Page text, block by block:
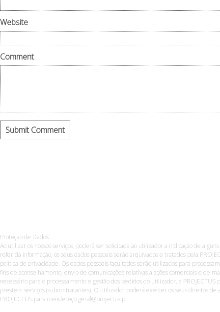
Website
Comment
Proteção de Dados
Ao utilizar os nossos serviços, poderá ser solicitada ao utilizador a indicação de
referida informação, os seus dados pessoais serão arquivados e tratados pela
política de privacidade. Os dados pessoais facultados serão utilizados para
fins de aconselhamento, envio de comunicações relativas a ações comerciais e de
necessário para o processamento e gestão dos pedidos do utilizador, a
prestem serviços (subcontratantes). O utilizador poderá exercer os seus direitos
PROJECTUS para o endereço geral@projectus.pt .